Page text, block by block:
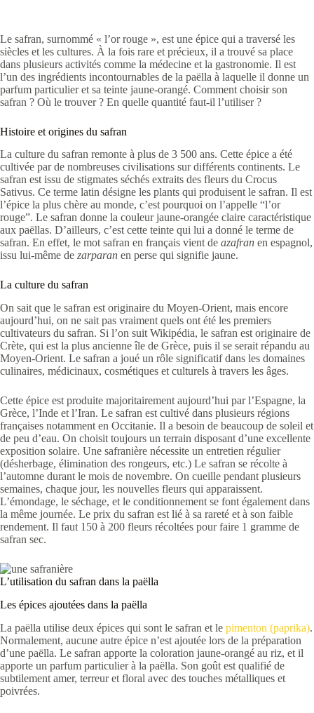
Le safran, surnommé « l’or rouge », est une épice qui a traversé les
siècles et les cultures. À la fois rare et précieux, il a trouvé sa place
dans plusieurs activités comme la médecine et la gastronomie. Il est
l’un des ingrédients incontournables de la paëlla à laquelle il donne un
parfum particulier et sa teinte jaune-orangé. Comment choisir son
safran ? Où le trouver ? En quelle quantité faut-il l’utiliser ?
Histoire et origines du safran
La culture du safran remonte à plus de 3 500 ans. Cette épice a été
cultivée par de nombreuses civilisations sur différents continents. Le
safran est issu de stigmates séchés extraits des fleurs du Crocus
Sativus. Ce terme latin désigne les plants qui produisent le safran. Il est
l’épice la plus chère au monde, c’est pourquoi on l’appelle “l’or
rouge”. Le safran donne la couleur jaune-orangée claire caractéristique
aux paëllas. D’ailleurs, c’est cette teinte qui lui a donné le terme de
safran. En effet, le mot safran en français vient de azafran en espagnol,
issu lui-même de zarparan en perse qui signifie jaune.
La culture du safran
On sait que le safran est originaire du Moyen-Orient, mais encore
aujourd’hui, on ne sait pas vraiment quels ont été les premiers
cultivateurs du safran. Si l’on suit Wikipédia, le safran est originaire de
Crète, qui est la plus ancienne île de Grèce, puis il se serait répandu au
Moyen-Orient. Le safran a joué un rôle significatif dans les domaines
culinaires, médicinaux, cosmétiques et culturels à travers les âges.
Cette épice est produite majoritairement aujourd’hui par l’Espagne, la
Grèce, l’Inde et l’Iran. Le safran est cultivé dans plusieurs régions
françaises notamment en Occitanie. Il a besoin de beaucoup de soleil et
de peu d’eau. On choisit toujours un terrain disposant d’une excellente
exposition solaire. Une safranière nécessite un entretien régulier
(désherbage, élimination des rongeurs, etc.) Le safran se récolte à
l’automne durant le mois de novembre. On cueille pendant plusieurs
semaines, chaque jour, les nouvelles fleurs qui apparaissent.
L’émondage, le séchage, et le conditionnement se font également dans
la même journée. Le prix du safran est lié à sa rareté et à son faible
rendement. Il faut 150 à 200 fleurs récoltées pour faire 1 gramme de
safran sec.
L’utilisation du safran dans la paëlla
Les épices ajoutées dans la paëlla
La paëlla utilise deux épices qui sont le safran et le pimenton (paprika).
Normalement, aucune autre épice n’est ajoutée lors de la préparation
d’une paëlla. Le safran apporte la coloration jaune-orangé au riz, et il
apporte un parfum particulier à la paëlla. Son goût est qualifié de
subtilement amer, terreur et floral avec des touches métalliques et
poivrées.